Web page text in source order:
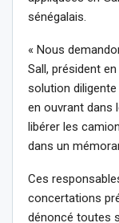
sénégalais.
« Nous
Sall, président
solution diligente
en ouvrant dans
libérer les
dans un
Ces
concertations
dénoncé toutes